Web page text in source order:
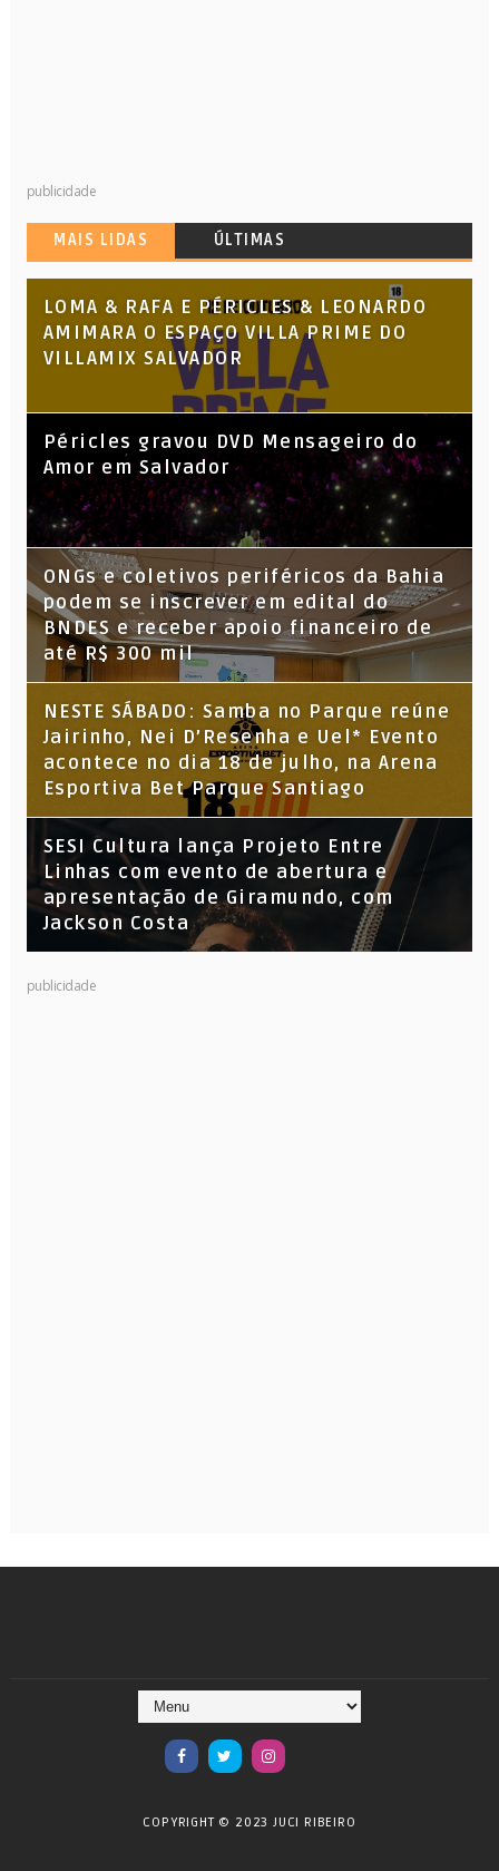
publicidade
MAIS LIDAS ÚLTIMAS
LOMA & RAFA E PÉRICLES & LEONARDO
AMIMARA O ESPAÇO VILLA PRIME DO
VILLAMIX SALVADOR
Péricles gravou DVD Mensageiro do
Amor em Salvador
ONGs e coletivos periféricos da Bahia
podem se inscrever em edital do
BNDES e receber apoio financeiro de
até R$ 300 mil
NESTE SÁBADO: Samba no Parque reúne
Jairinho, Nei D’Resenha e Uel* Evento
acontece no dia 18 de julho, na Arena
Esportiva Bet Parque Santiago
SESI Cultura lança Projeto Entre
Linhas com evento de abertura e
apresentação de Giramundo, com
Jackson Costa
publicidade
COPYRIGHT © 2023 JUCI RIBEIRO